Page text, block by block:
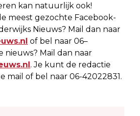
kan natuurlijk ook!
meest gezochte Facebook-
Nieuws? Mail dan naar
of bel naar 06–
nieuws? Mail dan naar
. Je kunt de redactie
mail of bel naar 06-42022831.